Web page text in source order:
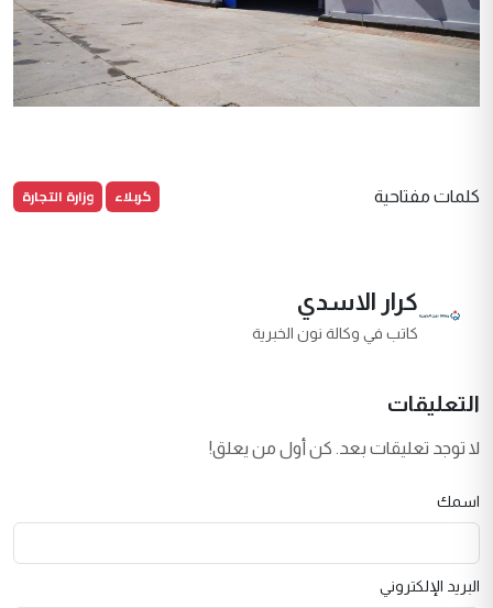
كلمات مفتاحية كربلاء وزارة التجارة
كرار الاسدي
كاتب في وكالة نون الخبرية
التعليقات
لا توجد تعليقات بعد. كن أول من يعلق!
اسمك
البريد الإلكتروني